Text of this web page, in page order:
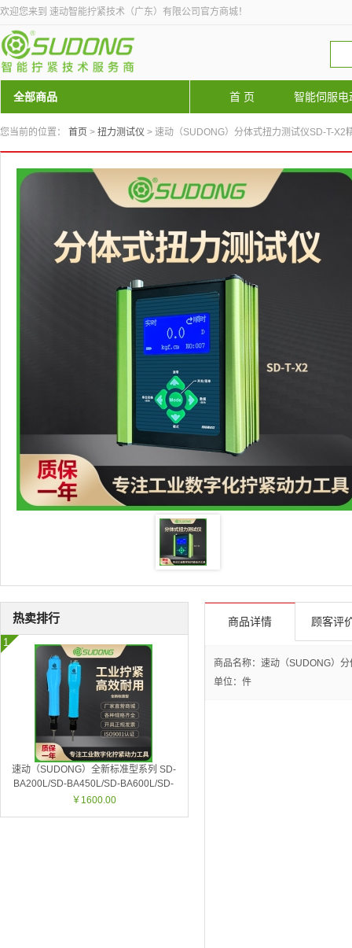
欢迎您来到 速动智能拧紧技术（广东）有限公司官方商城！
全部商品 首 页 智能伺服电
您当前的位置： 首页 > 扭力测试仪 > 速动（SUDONG）分体式扭力测试仪SD-T-X2
商品详情 顾客评
商品名称：速动（SUDONG）
单位：件
热卖排行
速动（SUDONG）全新标准型系列 SD-
BA200L/SD-BA450L/SD-BA600L/SD-
BA450P/SD-BA700P
￥1600.00